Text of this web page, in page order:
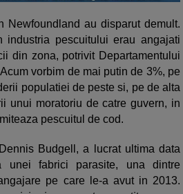
Newfoundland au disparut demult.
industria pescuitului erau angajati
din zona, potrivit Departamentului
vorbim de mai putin de 3%, pe
populatiei de peste si, pe de alta
unui moratoriu de catre guvern, in
pescuitul de cod.
Budgell, a lucrat ultima data
unei fabrici parasite, una dintre
pe care le-a avut in 2013.